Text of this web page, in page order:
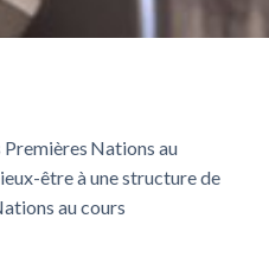
Nations au
êtreàune structure de
au cours